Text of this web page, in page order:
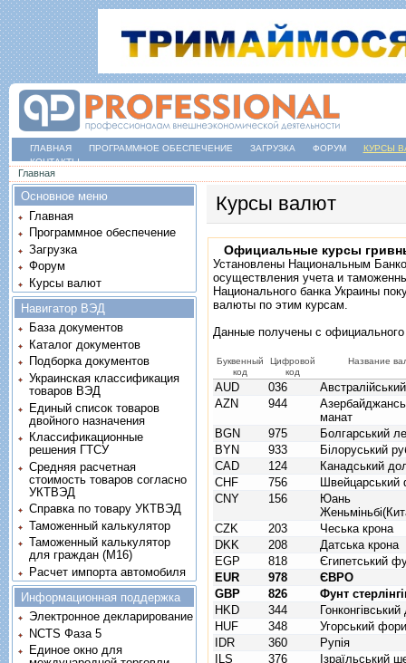
ГЛАВНАЯ ПРОГРАММНОЕ ОБЕСПЕЧЕНИЕ ЗАГРУЗКА ФОРУМ
КУРСЫ
КОНТАКТЫ
Вы здесь
Главная
Курсы валют
Официальные курсы
Установлены Национальным
осуществления учета и
Национального банка Украины
валюты по этим курсам.
Данные получены с
Буквенный
код
Цифровой
код
Название
AUD 036
AZN
944
манат
BGN
975
Болгарський
BYN
933
Білоруський
CAD
124
Канадський
CHF
756
Швейцарський
CNY
156
Юань
CZK
203
Чеська крона
DKK
208
Датська крона
EGP
818
Єгипетський
EUR
978
ЄВРО
GBP
826
Фунт
HKD
344
HUF
348
Угорський
IDR
360
Рупія
ILS
376
Ізраїльський
Основное меню
Главная
Программное обеспечение
Загрузка
Форум
Курсы валют
Навигатор ВЭД
База документов
Каталог документов
Подборка документов
Украинская классификация
товаров ВЭД
Единый список товаров
двойного назначения
Классификационные
решения ГТСУ
Средняя расчетная
стоимость товаров согласно
УКТВЭД
Справка по товару УКТВЭД
Таможенный калькулятор
Таможенный калькулятор
для граждан (M16)
Расчет импорта автомобиля
Информационная поддержка
Электронное декларирование
NCTS Фаза 5
Единое окно для